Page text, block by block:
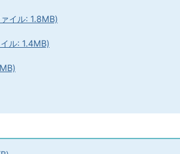
イル: 1.8MB)
ル: 1.4MB)